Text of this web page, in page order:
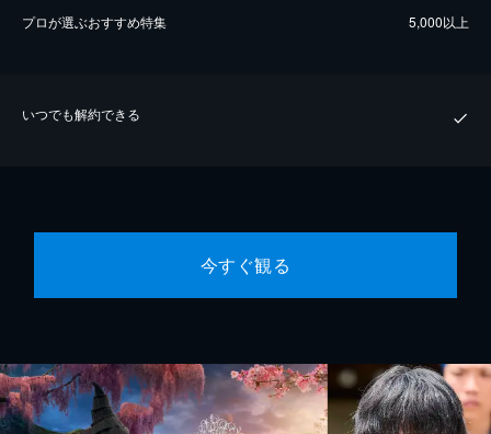
プロが選ぶおすすめ特集 5,000以上
いつでも解約できる
今すぐ観る